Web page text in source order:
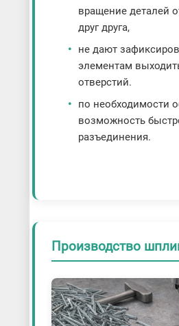
вращение деталей
друг друга,
не дают
элементам
отверстий.
по необходимости
возможность
разъединения.
Производство